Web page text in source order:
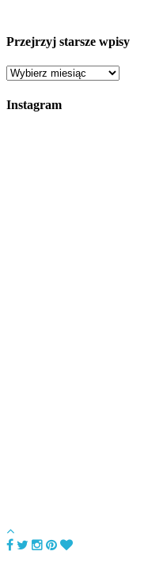
Przejrzyj starsze wpisy
Przejrzyj
wpisy
Instagram